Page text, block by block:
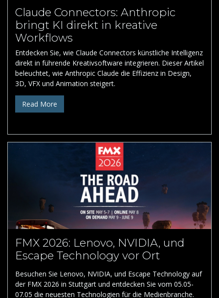
Claude Connectors: Anthropic
bringt KI direkt in kreative
Workflows
Entdecken Sie, wie Claude Connectors künstliche Intelligenz
direkt in führende Kreativsoftware integrieren. Dieser Artikel
beleuchtet, wie Anthropic Claude die Effizienz in Design,
3D, VFX und Animation steigert.
Read More
FMX 2026: Lenovo, NVIDIA, und
Escape Technology vor Ort
Besuchen Sie Lenovo, NVIDIA, und Escape Technology auf
der FMX 2026 in Stuttgart und entdecken Sie vom 05.05-
07.05 die neuesten Technologien für die Medienbranche.